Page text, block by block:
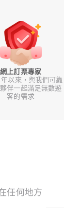
網上訂票專家
以來，與我們可靠
伴一起滿足無數遊
客的需求
任何地方